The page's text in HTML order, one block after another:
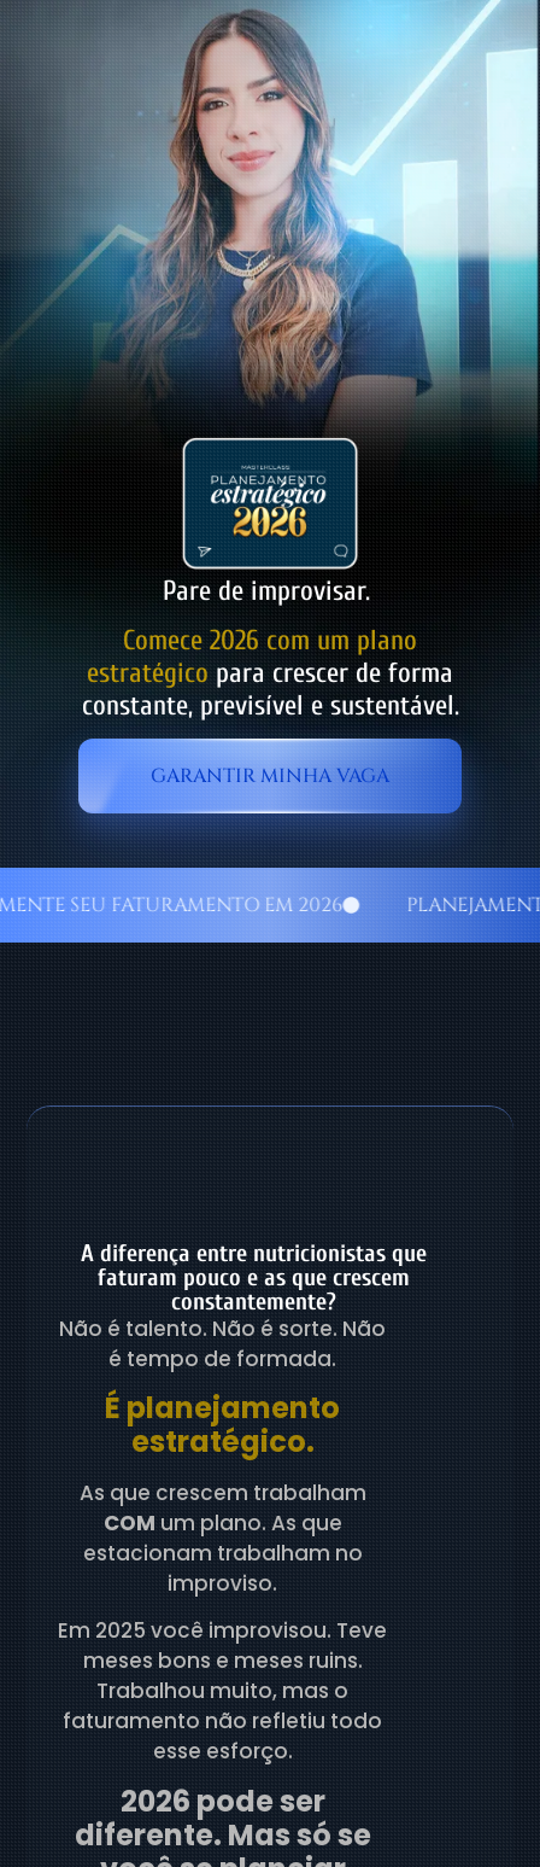
Pare de improvisar.
Comece 2026 com um plano
estratégico para crescer de forma
constante, previsível e sustentável.
GARANTIR MINHA VAGA
SEU FATURAMENTO EM 2026 PLANEJAMENTO
A diferença entre nutricionistas que
faturam pouco e as que crescem
constantemente?
Não é talento. Não é sorte. Não
é tempo de formada.
É planejamento
estratégico.
As que crescem trabalham
COM um plano. As que
estacionam trabalham no
improviso.
Em 2025 você improvisou. Teve
meses bons e meses ruins.
Trabalhou muito, mas o
faturamento não refletiu todo
esse esforço.
2026 pode ser
diferente. Mas só se